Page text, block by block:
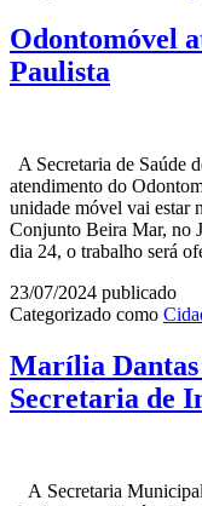
do
1º
semestre
mais
educação
em
Pernambuco
Odontomóvel
Paulista
A Secretaria de Saúde
atendimento do
unidade móvel vai estar
Conjunto Beira Mar, no
dia 24, o trabalho será
23/07/2024 publicado
Categorizado como
Marília
Secretaria de
A Secretaria